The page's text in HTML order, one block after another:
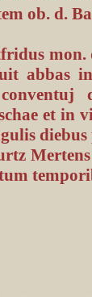
ob. d.
abbas
et in